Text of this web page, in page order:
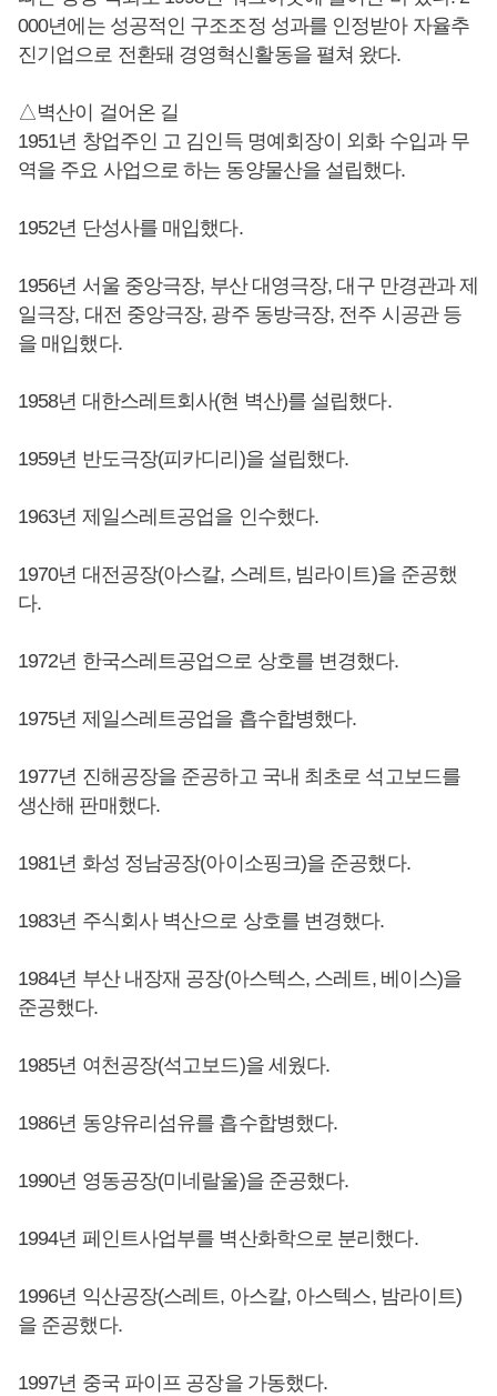
000년에는 성공적인 구조조정 성과를 인정받아 자율추
진기업으로 전환돼 경영혁신활동을 펼쳐 왔다.
△벽산이 걸어온 길
1951년 창업주인 고 김인득 명예회장이 외화 수입과 무
역을 주요 사업으로 하는 동양물산을 설립했다.
1952년 단성사를 매입했다.
1956년 서울 중앙극장, 부산 대영극장, 대구 만경관과 제
일극장, 대전 중앙극장, 광주 동방극장, 전주 시공관 등
을 매입했다.
1958년 대한스레트회사(현 벽산)를 설립했다.
1959년 반도극장(피카디리)을 설립했다.
1963년 제일스레트공업을 인수했다.
1970년 대전공장(아스칼, 스레트, 빔라이트)을 준공했
다.
1972년 한국스레트공업으로 상호를 변경했다.
1975년 제일스레트공업을 흡수합병했다.
1977년 진해공장을 준공하고 국내 최초로 석고보드를
생산해 판매했다.
1981년 화성 정남공장(아이소핑크)을 준공했다.
1983년 주식회사 벽산으로 상호를 변경했다.
1984년 부산 내장재 공장(아스텍스, 스레트, 베이스)을
준공했다.
1985년 여천공장(석고보드)을 세웠다.
1986년 동양유리섬유를 흡수합병했다.
1990년 영동공장(미네랄울)을 준공했다.
1994년 페인트사업부를 벽산화학으로 분리했다.
1996년 익산공장(스레트, 아스칼, 아스텍스, 밤라이트)
을 준공했다.
1997년 중국 파이프 공장을 가동했다.